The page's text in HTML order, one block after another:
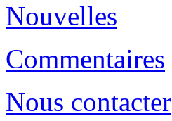
Nouvelles
Commentaires
Nous contacter